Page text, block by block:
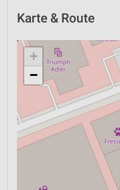
Karte & Route
+
−